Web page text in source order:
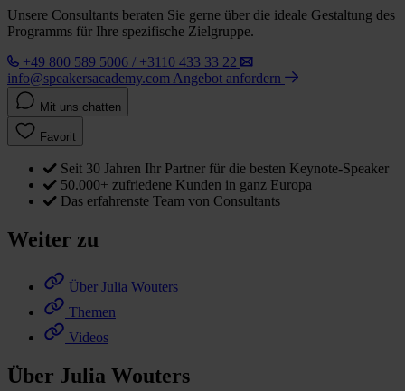
Unsere Consultants beraten Sie gerne über die ideale Gestaltung des
Programms für Ihre spezifische Zielgruppe.
+49 800 589 5006 / +3110 433 33 22
info@speakersacademy.com Angebot anfordern
Mit uns chatten
Favorit
Seit 30 Jahren Ihr Partner für die besten Keynote-Speaker
50.000+ zufriedene Kunden in ganz Europa
Das erfahrenste Team von Consultants
Weiter zu
Über Julia Wouters
Themen
Videos
Über Julia Wouters